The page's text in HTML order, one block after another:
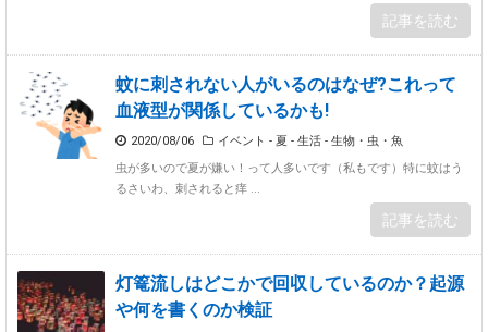
記事を読む
蚊に刺されない人がいるのはなぜ?これって
血液型が関係しているかも!
2020/08/06 イベント - 夏 - 生活 - 生物・虫・魚
虫が多いので夏が嫌い！って人多いです（私もです）特に蚊はう
るさいわ、刺されると痒 ...
記事を読む
灯篭流しはどこかで回収しているのか？起源
や何を書くのか検証